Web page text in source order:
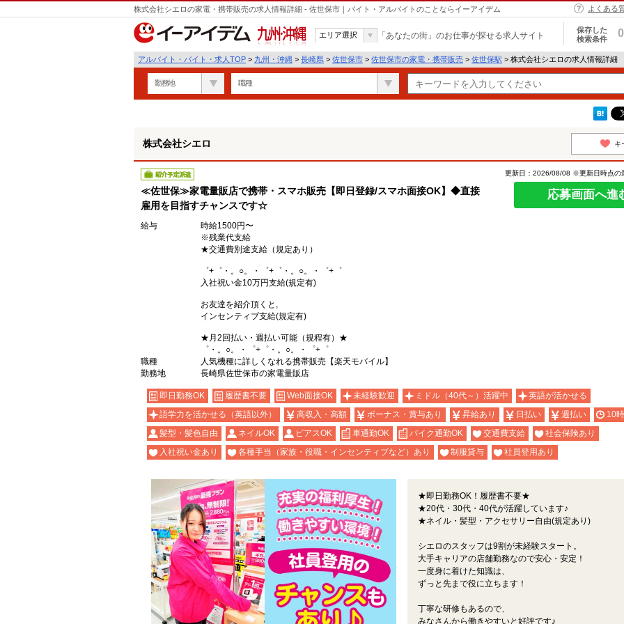
株式会社シエロの家電・携帯販売の求人情報詳細 - 佐世保市｜バイト・アルバイトのことならイーアイデム よくある
九州・沖縄
エリア選択 「あなたの街」のお仕事が探せる求人サイト
保存した
検索条件
0
アルバイト・バイト・求人TOP > 九州・沖縄 > 長崎県 > 佐世保市 > 佐世保市の家電・携帯販売 > 佐世保駅 > 株式会社シエロの求人情報詳細
勤務地 職種
遣
株式会社シエロ キ
紹介予定派遣
≪佐世保≫家電量販店で携帯・スマホ販売【即日登録/スマホ面接OK】◆直接
雇用を目指すチャンスです☆
更新日：2026/08/08 ※更新日時点の
応募画面へ進
給与
時給1500円〜
※残業代支給
★交通費別途支給（規定あり）
゜+゜・。○。・゜+゜・。○。・゜+゜
入社祝い金10万円支給(規定有)
お友達を紹介頂くと,
インセンティブ支給(規定有)
★月2回払い・週払い可能（規程有）★
゜・。○。・゜+゜・。○。・゜+゜
職種
人気機種に詳しくなれる携帯販売【楽天モバイル】
勤務地
長崎県佐世保市の家電量販店
即日勤務OK 履歴書不要 Web面接OK 未経験歓迎 ミドル（40代～）活躍中
英語が活かせる
語学力を活かせる（英語以外）
高収入・高額 ボーナス・賞与あり 昇給あり 日払い 週払い
10
髪型・髪色自由
ネイルOK ピアスOK 車通勤OK バイク通勤OK 交通費支給
社会保険あり
入社祝い金あり
各種手当（家族・役職・インセンティブなど）あり 制服貸与 社員登用あり
★即日勤務OK！履歴書不要★
★20代・30代・40代が活躍しています♪
★ネイル・髪型・アクセサリー自由(規定あり)
シエロのスタッフは9割が未経験スタート。
大手キャリアの店舗勤務なので安心・安定！
一度身に着けた知識は、
ずっと先まで役に立ちます！
丁寧な研修もあるので、
みなさんから働きやすいと好評です♪